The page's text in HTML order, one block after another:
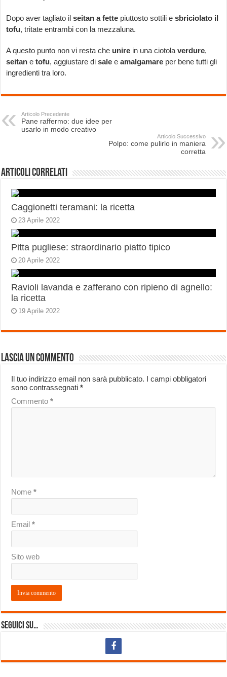
Dopo aver tagliato ilseitan a fette piuttosto sottili esbriciolato il
tofu, tritate entrambi con la mezzaluna.
A questo punto non vi resta che unire in una ciotolaverdure,
seitan etofu, aggiustare disale eamalgamare per bene tutti gli
ingredienti tra loro.
Articolo Precedente
Pane raffermo: due idee per
usarlo in modo creativo
Articolo Successivo
Polpo: come pulirlo in maniera
corretta
Articoli correlati
Caggionetti teramani: la ricetta
23 Aprile 2022
Pitta pugliese: straordinario piatto tipico
20 Aprile 2022
Ravioli lavanda e zafferano con ripieno di agnello:
la ricetta
19 Aprile 2022
Lascia un commento
Il tuo indirizzo email non sarà pubblicato. I campi obbligatori
sono contrassegnati*
Commento*
Nome*
Email*
Sito web
Seguici su…